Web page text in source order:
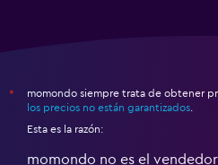
*
momondo siempre trata de obtener
los precios no están garantizados
Esta es la razón:
momondo no es el